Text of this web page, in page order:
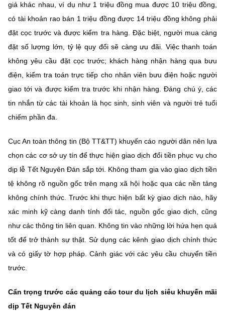
giá khác nhau, ví dụ như 1 triệu đồng mua được 10 triệu đồng,
có tài khoản rao bán 1 triệu đồng được 14 triệu đồng không phải
đặt cọc trước và được kiểm tra hàng. Đặc biệt, người mua càng
đặt số lượng lớn, tỷ lệ quy đổi sẽ càng ưu đãi. Việc thanh toán
không yêu cầu đặt cọc trước; khách hàng nhận hàng qua bưu
điện, kiểm tra toán trực tiếp cho nhân viên bưu điện hoặc người
giao tới và được kiểm tra trước khi nhận hàng. Đáng chú ý, các
tin nhắn từ các tài khoản là học sinh, sinh viên và người trẻ tuổi
chiếm phần đa.
Cục An toàn thông tin (Bộ TT&TT) khuyến cáo người dân nên lựa
chọn các cơ sở uy tín để thực hiện giao dịch đổi tiền phục vụ cho
dịp lễ Tết Nguyên Đán sắp tới. Không tham gia vào giao dịch tiền
tệ không rõ nguồn gốc trên mạng xã hội hoặc qua các nền tảng
không chính thức. Trước khi thực hiện bất kỳ giao dịch nào, hãy
xác minh kỹ càng danh tính đối tác, nguồn gốc giao dịch, cũng
như các thông tin liên quan. Không tin vào những lời hứa hẹn quá
tốt để trở thành sự thật. Sử dụng các kênh giao dịch chính thức
và có giấy tờ hợp pháp. Cảnh giác với các yêu cầu chuyển tiền
trước.
Cẩn trọng trước các quảng cáo tour du lịch siêu khuyến mãi
dịp Tết Nguyên đán